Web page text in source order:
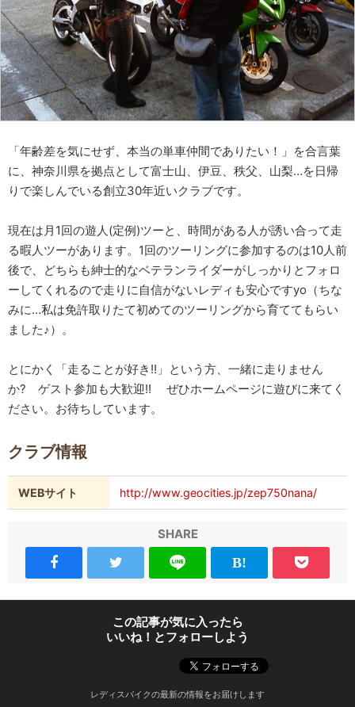
「年齢差を気にせず、本当の単車仲間でありたい！」を合言葉
に、神奈川県を拠点として富士山、伊豆、秩父、山梨…を日帰
りで楽しんでいる創立30年近いクラブです。
現在は月1回の遊人(定例)ツーと、時間がある人が誘い合って走
る暇人ツーがあります。1回のツーリングに参加するのは10人前
後で、どちらも紳士的なベテランライダーがしっかりとフォロ
ーしてくれるので走りに自信がないレディも安心ですyo（ちな
みに…私は免許取りたて初めてのツーリングから育ててもらい
ました♪）。
とにかく「走ることが好き!!」という方、一緒に走りません
か? ゲスト参加も大歓迎!! ぜひホームページに遊びに来てく
ださい。お待ちしています。
クラブ情報
WEBサイト http://www.geocities.jp/zep750nana/
SHARE
この記事が気に入ったら
いいね！とフォローしよう
レディスバイクの最新の情報をお届けします